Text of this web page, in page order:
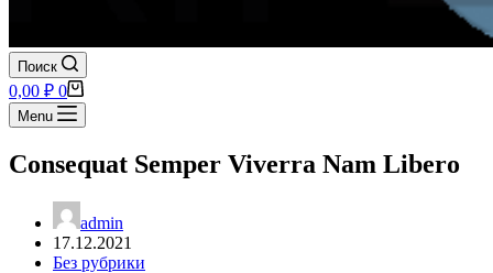
Поиск
Корзина
0,00 ₽ 0
Menu
Consequat Semper Viverra Nam Libero
admin
17.12.2021
Без рубрики